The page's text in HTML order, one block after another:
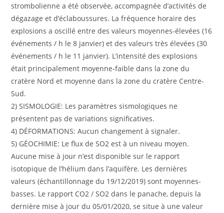
strombolienne a été observée, accompagnée d’activités de
dégazage et d’éclaboussures. La fréquence horaire des
explosions a oscillé entre des valeurs moyennes-élevées (16
événements / h le 8 janvier) et des valeurs très élevées (30
événements / h le 11 janvier). L’intensité des explosions
était principalement moyenne-faible dans la zone du
cratère Nord et moyenne dans la zone du cratère Centre-
Sud.
2) SISMOLOGIE: Les paramètres sismologiques ne
présentent pas de variations significatives.
4) DÉFORMATIONS: Aucun changement à signaler.
5) GÉOCHIMIE: Le flux de SO2 est à un niveau moyen.
Aucune mise à jour n’est disponible sur le rapport
isotopique de l’hélium dans l’aquifère. Les dernières
valeurs (échantillonnage du 19/12/2019) sont moyennes-
basses. Le rapport CO2 / SO2 dans le panache, depuis la
dernière mise à jour du 05/01/2020, se situe à une valeur